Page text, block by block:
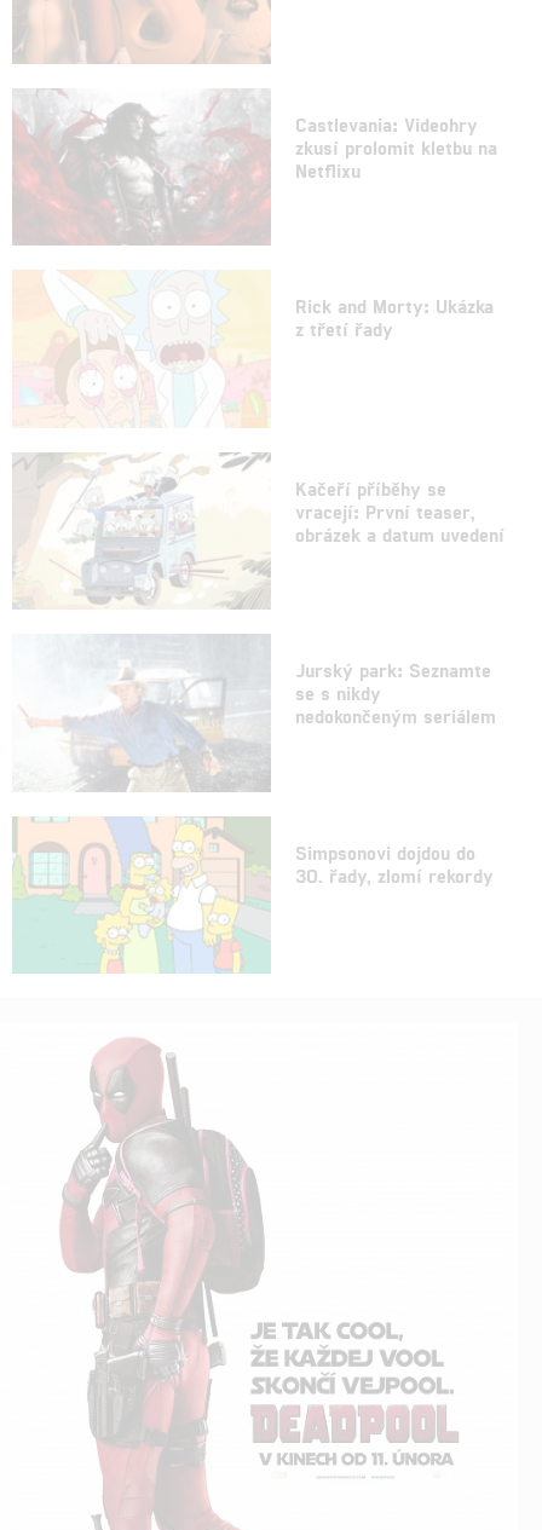
Castlevania: Videohry
zkusí prolomit kletbu na
Netflixu
Rick and Morty: Ukázka
z třetí řady
Kačeří příběhy se
vracejí: První teaser,
obrázek a datum uvedení
Jurský park: Seznamte
se s nikdy
nedokončeným seriálem
Simpsonovi dojdou do
30. řady, zlomí rekordy